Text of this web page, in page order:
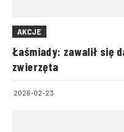
AKCJE
Łaśmiady: zawalił się
zwierzęta
2026-02-23